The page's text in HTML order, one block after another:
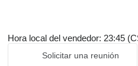
Hora local del vendedor: 23:45
Solicitar una reunión